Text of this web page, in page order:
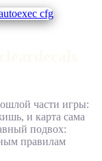
части игры:
и карта сама
подвох:
правилам